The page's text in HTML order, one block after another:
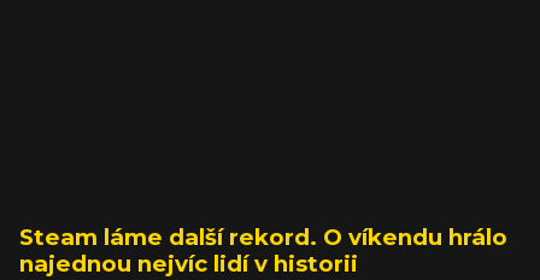
Steam láme další rekord. O víkendu hrálo
najednou nejvíc lidí v historii